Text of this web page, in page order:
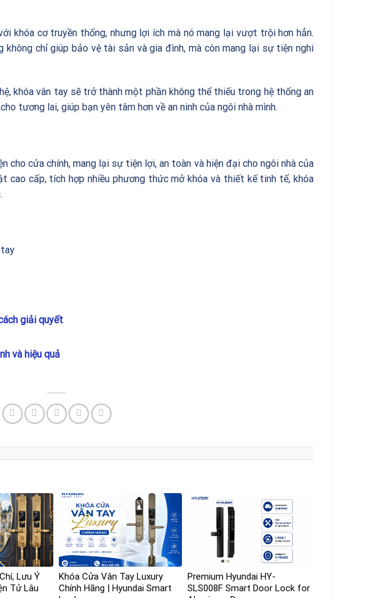
khóa cơ truyền thống, nhưng lợi ích mà nó mang lại vượt trội hơn hẳn.
chỉ giúp bảo vệ tài sản và gia đình, mà còn mang lại sự tiện nghi
khóa vân tay sẽ trở thành một phần không thể thiếu trong hệ thống an
tương lai, giúp bạn yên tâm hơn về an ninh của ngôi nhà mình.
cho cửa chính, mang lại sự tiện lợi, an toàn và hiện đại cho ngôi nhà của
cao cấp, tích hợp nhiều phương thức mở khóa và thiết kế tinh tế, khóa
giải quyết
và hiệu quả
Lưu Ý
Tử Lâu
Khóa Cửa Vân Tay Luxury
Chính Hãng | Hyundai Smart
Premium Hyundai HY-
SLS008F Smart Door Lock for